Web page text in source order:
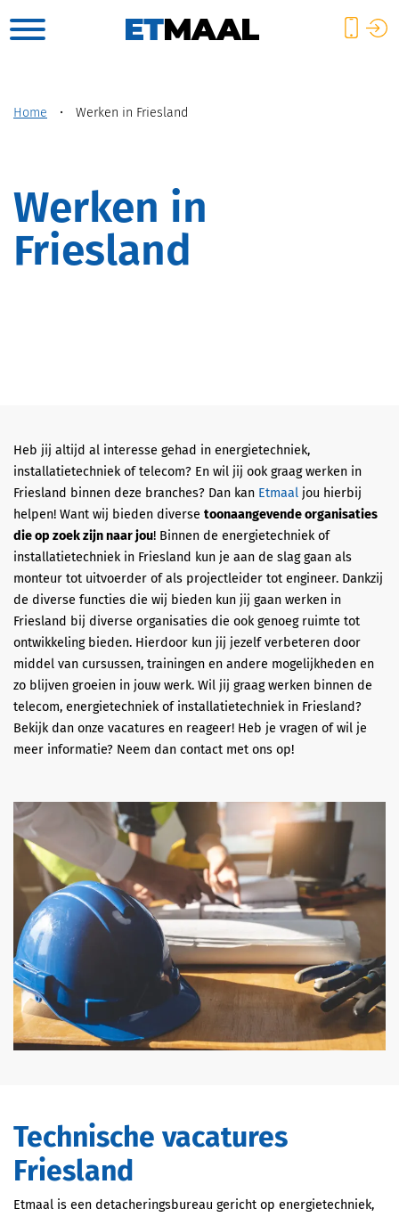
Home • Werken in Friesland
Werken in
Friesland
Heb jij altijd al interesse gehad in energietechniek,
installatietechniek of telecom? En wil jij ook graag werken in
Friesland binnen deze branches? Dan kan Etmaal jou hierbij
helpen! Want wij bieden diverse toonaangevende organisaties
die op zoek zijn naar jou! Binnen de energietechniek of
installatietechniek in Friesland kun je aan de slag gaan als
monteur tot uitvoerder of als projectleider tot engineer. Dankzij
de diverse functies die wij bieden kun jij gaan werken in
Friesland bij diverse organisaties die ook genoeg ruimte tot
ontwikkeling bieden. Hierdoor kun jij jezelf verbeteren door
middel van cursussen, trainingen en andere mogelijkheden en
zo blijven groeien in jouw werk. Wil jij graag werken binnen de
telecom, energietechniek of installatietechniek in Friesland?
Bekijk dan onze vacatures en reageer! Heb je vragen of wil je
meer informatie? Neem dan contact met ons op!
Technische vacatures
Friesland
Etmaal is een detacheringsbureau gericht op energietechniek,